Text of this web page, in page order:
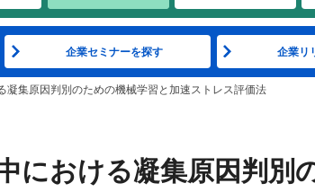
企業セミナーを探す 企業リ
凝集原因判別のための機械学習と加速ストレス評価法
における凝集原因判別